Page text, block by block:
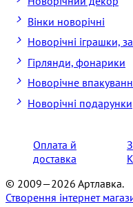
Вінки новорічні
Новорічні іграшки,
Гірлянди, фонарики
Новорічне
Новорічні подарунки
Оплата й
доставка
© 2009—2026 Артлавка.
Створення інтернет